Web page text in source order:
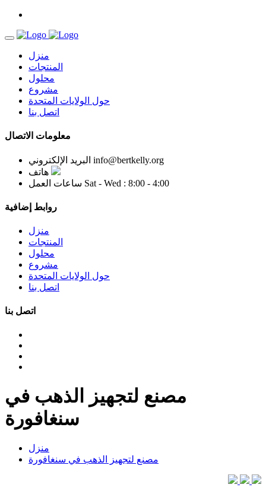
منزل
المنتجات
محلول
مشروع
حول الولايات المتحدة
اتصل بنا
معلومات الاتصال
البريد الإلكتروني info@bertkelly.org
هاتف
ساعات العمل Sat - Wed : 8:00 - 4:00
روابط إضافية
منزل
المنتجات
محلول
مشروع
حول الولايات المتحدة
اتصل بنا
اتصل بنا
مصنع لتجهيز الذهب في
سنغافورة
منزل
مصنع لتجهيز الذهب في سنغافورة